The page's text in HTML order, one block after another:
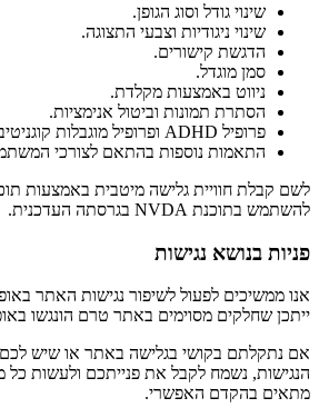
שינוי גודל וסוג הגופן.
שינוי ניגודיות וצבעי התצוגה.
הדגשת קישורים.
סמן מוגדל.
ניווט באמצעות מקלדת.
הסתרת תמונות וביטול אנימציות.
פרופיל ADHD ופרופיל מוגבלות קוגניטיבית.
התאמות נוספות בהתאם לצורכי
לשם קבלת חוויית גלישה מיטבית באמצעות
להשתמש בתוכנת NVDA בגרסתה העדכנית.
פניות בנושא נגישות
אנו ממשיכים לפעול לשיפור נגישות האתר
ייתכן שחלקים מסוימים באתר טרם הונגשו
אם נתקלתם בקושי בגלישה באתר או שיש
הנגישות, נשמח לקבל את פנייתכם ולעשות כל
מתאים בהקדם האפשרי.